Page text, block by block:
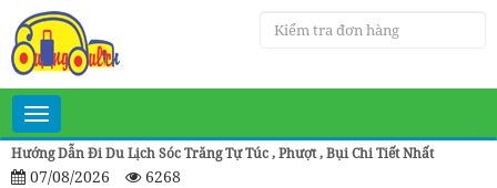
Toggle
navigation
Hướng Dẫn Đi Du Lịch Sóc Trăng Tự Túc , Phượt , Bụi Chi Tiết Nhất
07/08/2026 6268